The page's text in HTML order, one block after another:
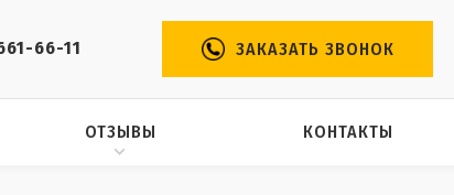
66-11 ЗАКАЗАТЬ ЗВОНОК
ОТЗЫВЫ КОНТАКТЫ